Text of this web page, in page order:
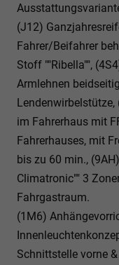
(J12)
Fahrer/Beifahrer
Stoff ""Ribella"",
Armlehnen
im Fahrerhaus mit
Fahrerhauses, mit
bis zu 60 min.,
Climatronic"" 3
Fahrgastraum.
(1M6)
Schnittstelle vorne